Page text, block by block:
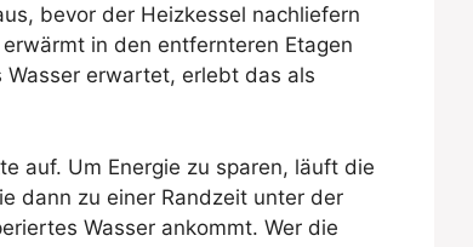
bevor der Heizkessel nachliefern
in den entfernteren Etagen
erwartet, erlebt das als
auf. Um Energie zu sparen, läuft die
dann zu einer Randzeit unter der
Wasser ankommt. Wer die